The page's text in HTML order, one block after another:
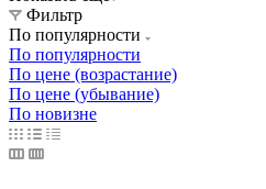
Фильтр
По популярности
По популярности
По цене (возрастание)
По цене (убывание)
По новизне